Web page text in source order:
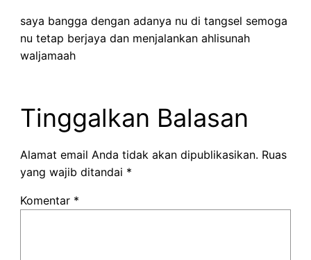
saya bangga dengan adanya nu di tangsel semoga
nu tetap berjaya dan menjalankan ahlisunah
waljamaah
Tinggalkan Balasan
Alamat email Anda tidak akan dipublikasikan. Ruas
yang wajib ditandai *
Komentar *